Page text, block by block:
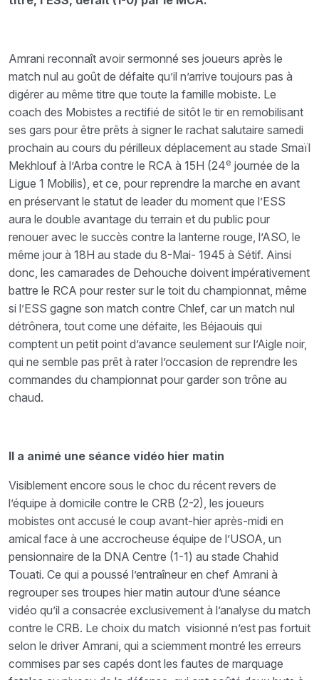
Amrani reconnaît avoir sermonné ses joueurs après le
match nul au goût de défaite qu’il n’arrive toujours pas à
digérer au même titre que toute la famille mobiste. Le
coach des Mobistes a rectifié de sitôt le tir en remobilisant
ses gars pour être prêts à signer le rachat salutaire samedi
prochain au cours du périlleux déplacement au stade Smaïl
Mekhlouf à l’Arba contre le RCA à 15H (24e journée de la
Ligue 1 Mobilis), et ce, pour reprendre la marche en avant
en préservant le statut de leader du moment que l’ESS
aura le double avantage du terrain et du public pour
renouer avec le succès contre la lanterne rouge, l’ASO, le
même jour à 18H au stade du 8-Mai- 1945 à Sétif. Ainsi
donc, les camarades de Dehouche doivent impérativement
battre le RCA pour rester sur le toit du championnat, même
si l’ESS gagne son match contre Chlef, car un match nul
détrônera, tout come une défaite, les Béjaouis qui
comptent un petit point d’avance seulement sur l’Aigle noir,
qui ne semble pas prêt à rater l’occasion de reprendre les
commandes du championnat pour garder son trône au
chaud.
Il a animé une séance vidéo hier matin
Visiblement encore sous le choc du récent revers de
l’équipe à domicile contre le CRB (2-2), les joueurs
mobistes ont accusé le coup avant-hier après-midi en
amical face à une accrocheuse équipe de l’USOA, un
pensionnaire de la DNA Centre (1-1) au stade Chahid
Touati. Ce qui a poussé l’entraîneur en chef Amrani à
regrouper ses troupes hier matin autour d’une séance
vidéo qu’il a consacrée exclusivement à l’analyse du match
contre le CRB. Le choix du match visionné n’est pas fortuit
selon le driver Amrani, qui a sciemment montré les erreurs
commises par ses capés dont les fautes de marquage